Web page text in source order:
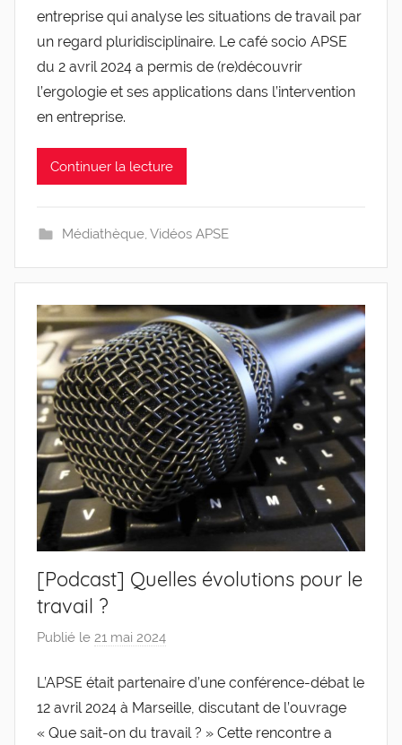
g
l
e
v
entreprise qui analyse les situations de travail par
un regard pluridisciplinaire. Le café socio APSE
du 2 avril 2024 a permis de (re)découvrir
l’ergologie et ses applications dans l’intervention
en entreprise.
Continuer la lecture
Médiathèque, Vidéos APSE
[Podcast] Quelles évolutions pour le
travail ?
Publié le 21 mai 2024
r
g
l
L’APSE était partenaire d’une conférence-débat le
12 avril 2024 à Marseille, discutant de l’ouvrage
« Que sait-on du travail ? » Cette rencontre a